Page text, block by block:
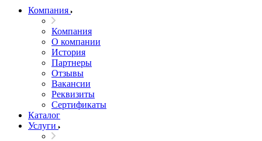
Компания
Компания
О компании
История
Партнеры
Отзывы
Вакансии
Реквизиты
Сертификаты
Каталог
Услуги